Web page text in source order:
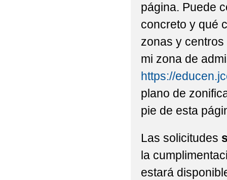
página. Puede
concreto y qué
zonas y
mi zona de
https://
plano de
pie de esta
Las solicitudes
la
estará